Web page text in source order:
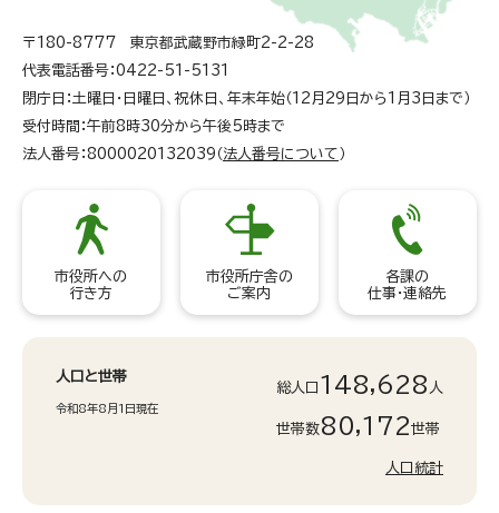
〒180-8777 東京都武蔵野市緑町2-2-28
代表電話番号：0422-51-5131
閉庁日：土曜日・日曜日、祝休日、年末年始（12月29日から1月3日まで）
受付時間：午前8時30分から午後5時まで
法人番号：8000020132039（ 法人番号について ）
市役所への
行き方
市役所庁舎の
ご案内
各課の
仕事・連絡先
人口と世帯
令和8年8月1日現在
総人口 148,628 人
世帯数80,172世帯
人口統計